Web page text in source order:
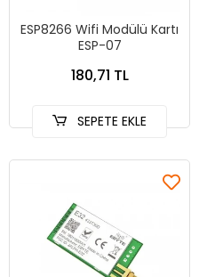
ESP8266 Wifi Modülü Kartı
ESP-07
180,71 TL
SEPETE EKLE